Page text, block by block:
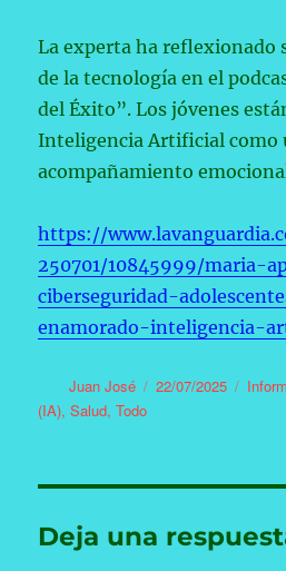
La experta ha reflexionado
de la tecnología en el
del Éxito”. Los jóvenes
Inteligencia Artificial como
acompañamiento
https://
250701/10845999/maria-
ciberseguridad-
enamorado-inteligencia-
Autor
Juan José
Publicado
22/07/2025
(IA),Salud,Todo
Deja una